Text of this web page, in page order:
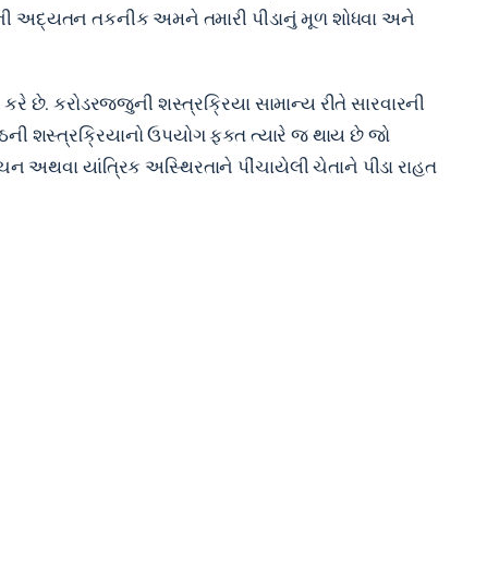
અદ્યતન તકનીક અમને તમારી પીડાનું મૂળ શોધવા અને
છે. કરોડરજ્જુની શસ્ત્રક્રિયા સામાન્ય રીતે સારવારની
શસ્ત્રક્રિયાનો ઉપયોગ ફક્ત ત્યારે જ થાય છે જો
અથવા યાંત્રિક અસ્થિરતાને પીંચાયેલી ચેતાને પીડા રાહત